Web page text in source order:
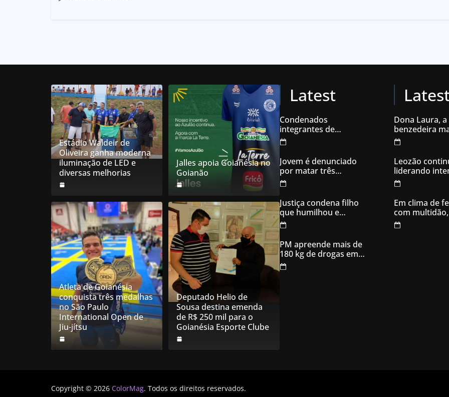
Estádio Waldeir de
Oliveira ganha moderna
iluminação de LED e
diversas melhorias
Jalles apoia Goianésia no
Goianão
Atleta de Goianésia
conquista três medalhas
no São Paulo
International Open de
Jiu-jítsu
Deputado Helio de
Sousa destina emenda
de R$ 250 mil para o
Goianésia Esporte Clube
Latest
Condenados
integrantes de
organização
criminosa acusados
de explodir caixas
eletrônicos
Jovem é denunciado
por matar três
filhotes de cachorro e
usar sangue para
ameaçar os donos,
em Aparecida de
Goiânia
Justiça condena filho
que humilhou e
ameaçou mãe idosa;
da prisão à sentença
condenatória foram
apenas 21 dias
PM apreende mais de
180 kg de drogas em
Goiás
Dona Laura, a
benzedeira
famosa de
Leozão
liderando
votos em
Em clima de
com
inaugura
campanha
Copyright © 2026 ColorMag. Todos os direitos reservados.